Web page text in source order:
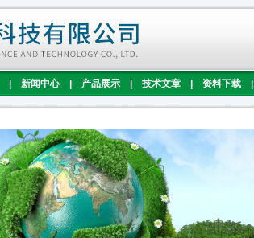
新闻中心 产品展示 技术文章 资料下载